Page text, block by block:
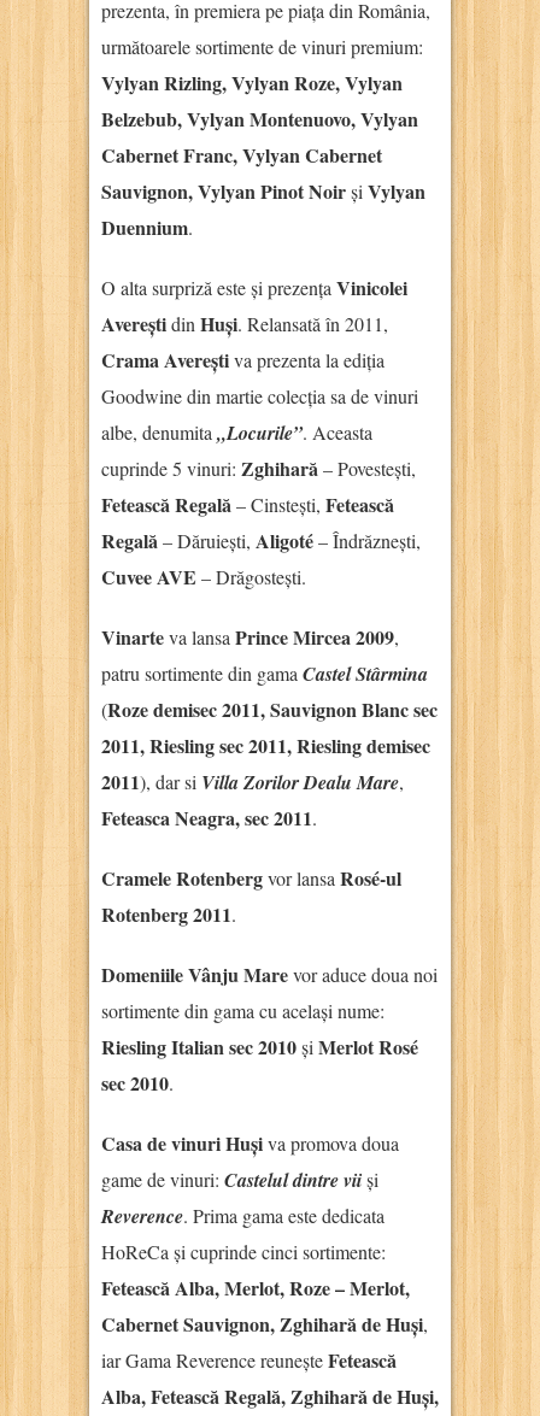
prezenta, în premiera pe piața din România,
următoarele sortimente de vinuri premium:
Vylyan Rizling, Vylyan Roze, Vylyan
Belzebub, Vylyan Montenuovo, Vylyan
Cabernet Franc, Vylyan Cabernet
Sauvignon, Vylyan Pinot Noirși Vylyan
Duennium.
O alta surpriză este și prezența Vinicolei
Avereștidin Huși. Relansată în 2011,
Crama Avereștiva prezenta la ediția
Goodwine din martie colecția sa de vinuri
albe, denumita „Locurile”. Aceasta
cuprinde 5 vinuri: Zghihară– Povestești,
Fetească Regală– Cinstești, Fetească
Regală– Dăruiești, Aligoté– Îndrăznești,
Cuvee AVE – Drăgostești.
Vinarteva lansa Prince Mircea 2009,
patru sortimente din gama Castel Stârmina
(Roze demisec 2011, Sauvignon Blanc sec
2011, Riesling sec 2011, Riesling demisec
2011), dar si Villa Zorilor Dealu Mare,
Feteasca Neagra, sec 2011.
Cramele Rotenbergvor lansa Rosé-ul
Rotenberg 2011.
Domeniile Vânju Marevor aduce doua noi
sortimente din gama cu același nume:
Riesling Italian sec 2010și Merlot Rosé
sec 2010.
Casa de vinuri Hușiva promova doua
game de vinuri: Castelul dintre viiși
Reverence. Prima gama este dedicata
HoReCa și cuprinde cinci sortimente:
Fetească Alba, Merlot, Roze – Merlot,
Cabernet Sauvignon, Zghihară de Huși,
iar Gama Reverence reuneșteFetească
Alba, Fetească Regală, Zghihară de Huși,